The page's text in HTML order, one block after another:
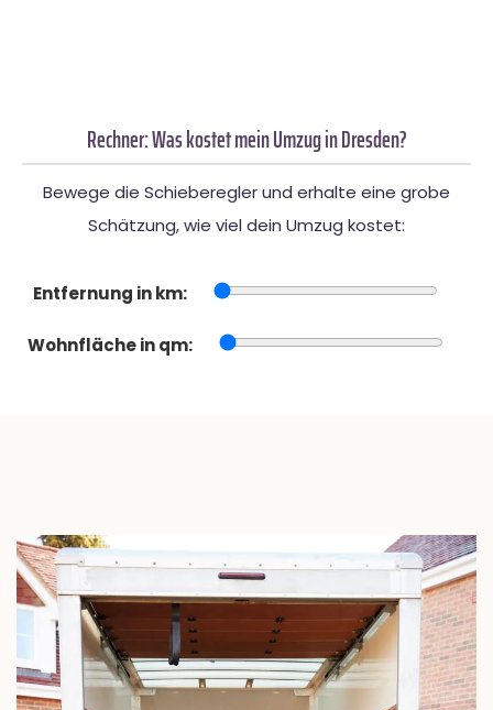
Rechner: Was kostet mein Umzug in Dresden?
Bewege die Schieberegler und erhalte eine grobe
Schätzung, wie viel dein Umzug kostet:
Entfernung in km:
Wohnfläche in qm: